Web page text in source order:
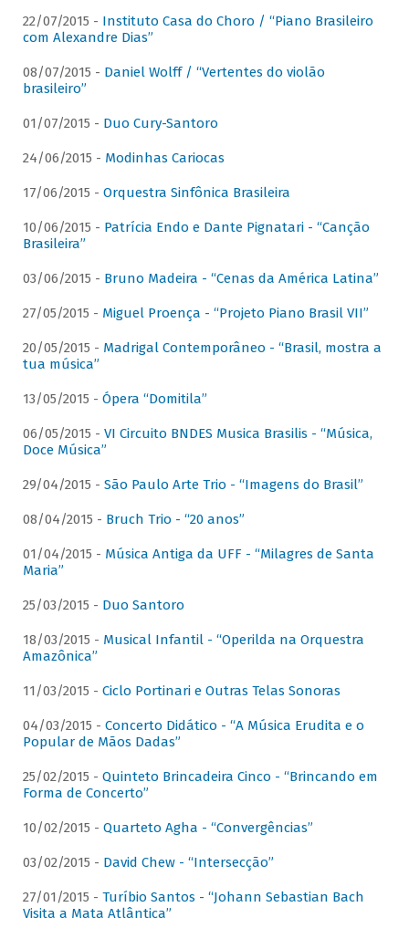
22/07/2015 - Instituto Casa do Choro / “Piano Brasileiro
com Alexandre Dias”
08/07/2015 - Daniel Wolff / “Vertentes do violão
brasileiro”
01/07/2015 - Duo Cury-Santoro
24/06/2015 - Modinhas Cariocas
17/06/2015 - Orquestra Sinfônica Brasileira
10/06/2015 - Patrícia Endo e Dante Pignatari - “Canção
Brasileira”
03/06/2015 - Bruno Madeira - “Cenas da América Latina”
27/05/2015 - Miguel Proença - “Projeto Piano Brasil VII”
20/05/2015 - Madrigal Contemporâneo - “Brasil, mostra a
tua música”
13/05/2015 - Ópera “Domitila”
06/05/2015 - VI Circuito BNDES Musica Brasilis - “Música,
Doce Música”
29/04/2015 - São Paulo Arte Trio - “Imagens do Brasil”
08/04/2015 - Bruch Trio - “20 anos”
01/04/2015 - Música Antiga da UFF - “Milagres de Santa
Maria”
25/03/2015 - Duo Santoro
18/03/2015 - Musical Infantil - “Operilda na Orquestra
Amazônica”
11/03/2015 - Ciclo Portinari e Outras Telas Sonoras
04/03/2015 - Concerto Didático - “A Música Erudita e o
Popular de Mãos Dadas”
25/02/2015 - Quinteto Brincadeira Cinco - “Brincando em
Forma de Concerto”
10/02/2015 - Quarteto Agha - “Convergências”
03/02/2015 - David Chew - “Intersecção”
27/01/2015 - Turíbio Santos - “Johann Sebastian Bach
Visita a Mata Atlântica”